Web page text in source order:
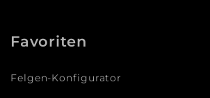
Favoriten
Felgen-Konfigurator